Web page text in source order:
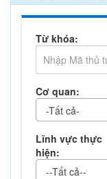
Từ khóa:
Cơ quan:
-Tất cả-
Lĩnh vực thực
hiện:
--Tất cả--